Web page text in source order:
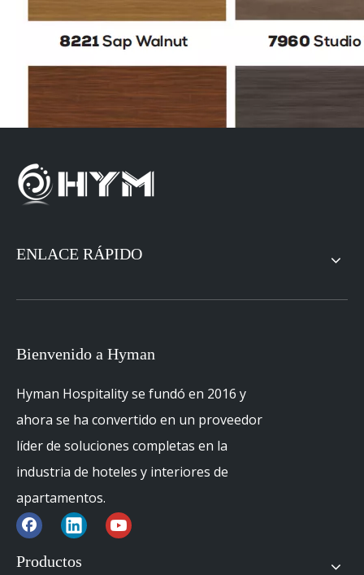
ENLACE RÁPIDO
Bienvenido a Hyman
Hyman Hospitality se fundó en 2016 y
ahora se ha convertido en un proveedor
líder de soluciones completas en la
industria de hoteles y interiores de
apartamentos.
Productos